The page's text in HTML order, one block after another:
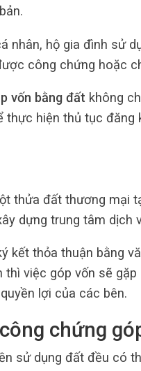
nhân, hộ gia đình sử
công chứng hoặc
vốn bằng đất không
thực hiện thủ tục
thửa đất thương mại
dựng trung tâm dịch
kết thỏa thuận bằng
thì việc góp vốn sẽ
lợi của các bên.
chứng
sử dụng đất đều có